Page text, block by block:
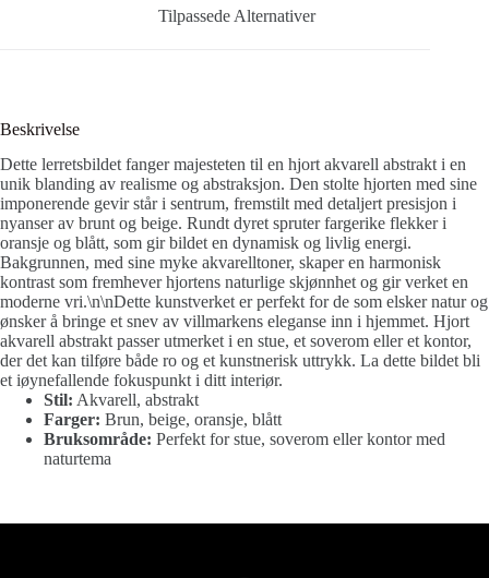
Tilpassede Alternativer
Beskrivelse
Dette lerretsbildet fanger majesteten til en hjort akvarell abstrakt i en
unik blanding av realisme og abstraksjon. Den stolte hjorten med sine
imponerende gevir står i sentrum, fremstilt med detaljert presisjon i
nyanser av brunt og beige. Rundt dyret spruter fargerike flekker i
oransje og blått, som gir bildet en dynamisk og livlig energi.
Bakgrunnen, med sine myke akvarelltoner, skaper en harmonisk
kontrast som fremhever hjortens naturlige skjønnhet og gir verket en
moderne vri.\n\nDette kunstverket er perfekt for de som elsker natur og
ønsker å bringe et snev av villmarkens eleganse inn i hjemmet. Hjort
akvarell abstrakt passer utmerket i en stue, et soverom eller et kontor,
der det kan tilføre både ro og et kunstnerisk uttrykk. La dette bildet bli
et iøynefallende fokuspunkt i ditt interiør.
Stil: Akvarell, abstrakt
Farger: Brun, beige, oransje, blått
Bruksområde: Perfekt for stue, soverom eller kontor med
naturtema